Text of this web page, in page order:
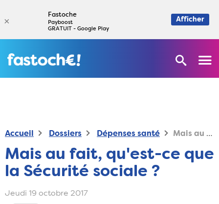
Accueil Dossiers Dépenses santé Mais au fait, qu'est-ce que la Sécurité sociale ?
Mais au fait, qu'est-ce que
la Sécurité sociale ?
Jeudi 19 octobre 2017
×
Fastoche
Payboost
GRATUIT - Google Play
Afficher